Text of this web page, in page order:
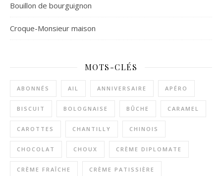
Bouillon de bourguignon
Croque-Monsieur maison
MOTS-CLÉS
ABONNÉS AIL ANNIVERSAIRE APÉRO
BISCUIT BOLOGNAISE BÛCHE CARAMEL
CAROTTES CHANTILLY CHINOIS
CHOCOLAT CHOUX CRÈME DIPLOMATE
CRÈME FRAÎCHE CRÈME PATISSIÈRE